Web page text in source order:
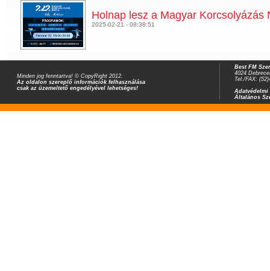
Holnap lesz a Magyar Korcsolyázás
2025-02-21 - 08:38:51
Minden jog fenntartva! © CopyRight 2012.
Az oldalon szereplő információk felhasználása
csak az üzemeltető engedélyével lehetséges!
Best FM
4024
Tel./FAX:
Adatvédelmi
Általános